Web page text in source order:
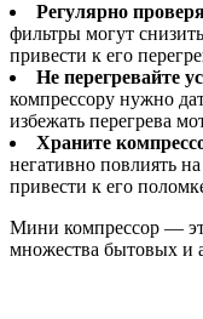
Регулярно
фильтры могут
привести к его
Не перегревайте
компрессору нужно
избежать перегрева
Храните
негативно повлиять
привести к его
Мини компрессор —
множества бытовых и